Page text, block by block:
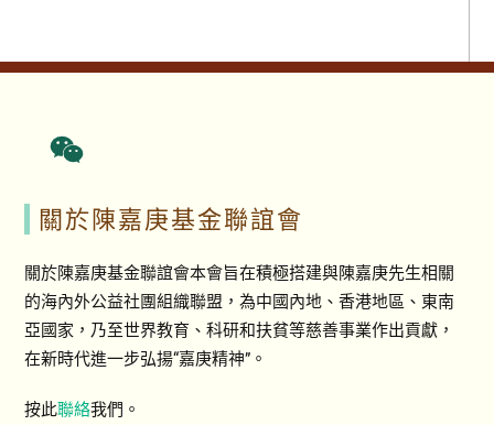
關於陳嘉庚基金聯誼會
關於陳嘉庚基金聯誼會本會旨在積極搭建與陳嘉庚先生相關
的海內外公益社團組織聯盟，為中國內地、香港地區、東南
亞國家，乃至世界教育、科研和扶貧等慈善事業作出貢獻，
在新時代進一步弘揚“嘉庚精神”。
按此聯絡我們。